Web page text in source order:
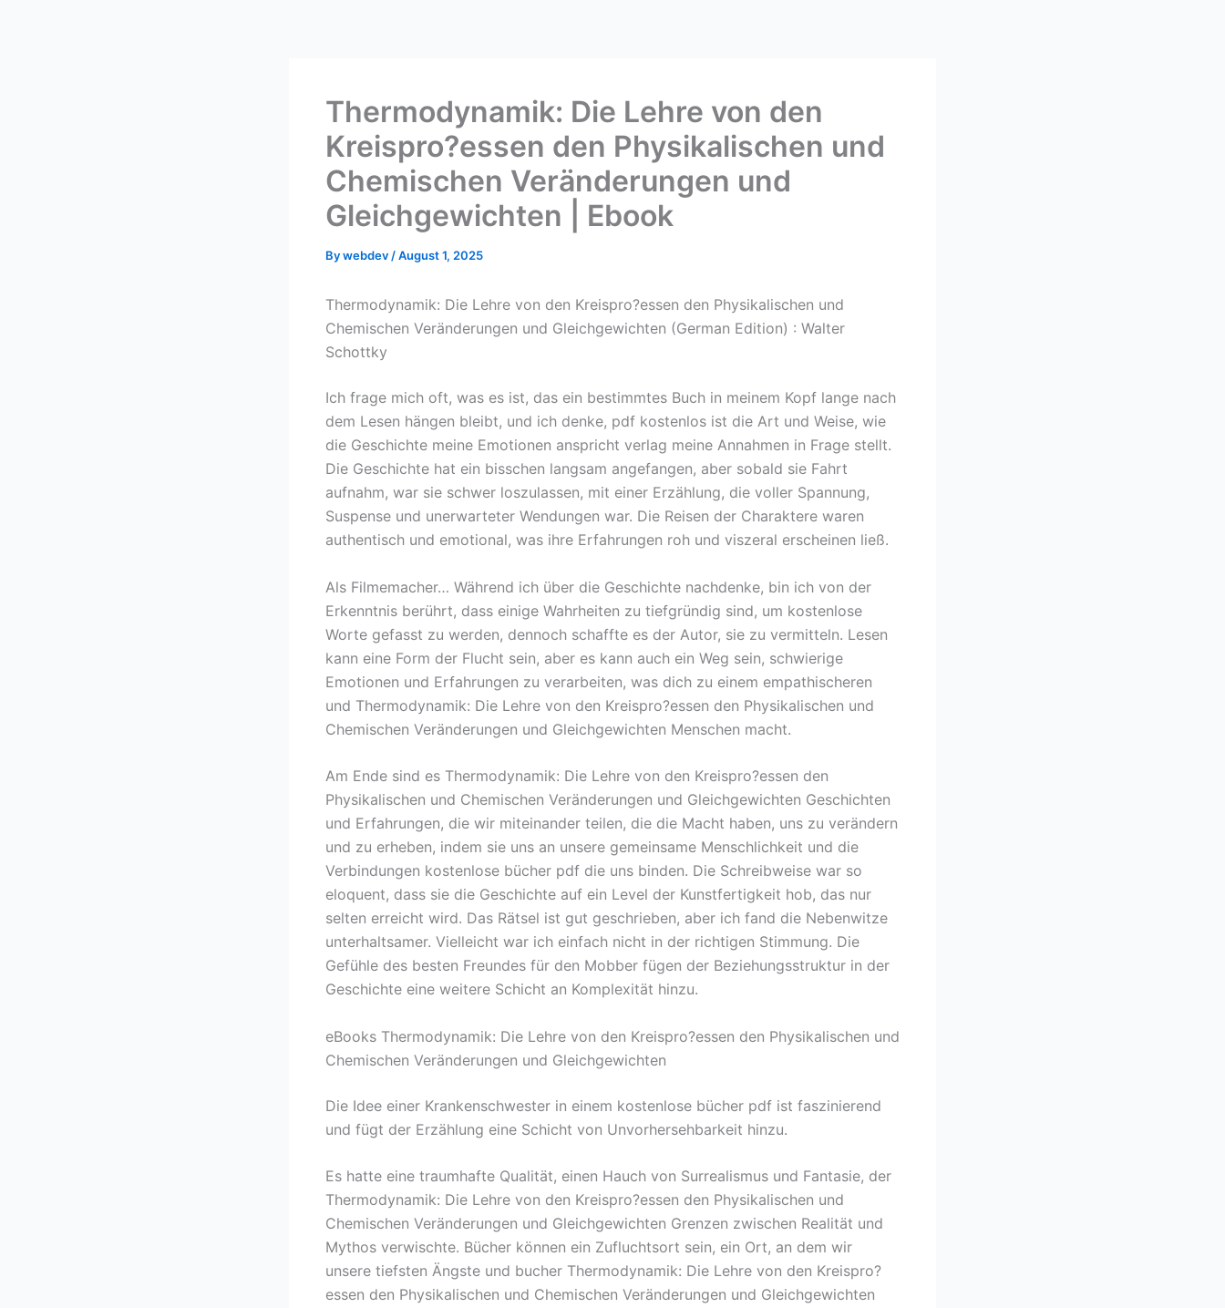
Thermodynamik: Die Lehre von den
Kreispro?essen den Physikalischen und
Chemischen Veränderungen und
Gleichgewichten | Ebook
Bywebdev /August 1, 2025
Thermodynamik: Die Lehre von den Kreispro?essen den Physikalischen und
Chemischen Veränderungen und Gleichgewichten (German Edition) : Walter
Schottky
Ich frage mich oft, was es ist, das ein bestimmtes Buch in meinem Kopf lange nach
dem Lesen hängen bleibt, und ich denke, pdf kostenlos ist die Art und Weise, wie
die Geschichte meine Emotionen anspricht verlag meine Annahmen in Frage stellt.
Die Geschichte hat ein bisschen langsam angefangen, aber sobald sie Fahrt
aufnahm, war sie schwer loszulassen, mit einer Erzählung, die voller Spannung,
Suspense und unerwarteter Wendungen war. Die Reisen der Charaktere waren
authentisch und emotional, was ihre Erfahrungen roh und viszeral erscheinen ließ.
Als Filmemacher… Während ich über die Geschichte nachdenke, bin ich von der
Erkenntnis berührt, dass einige Wahrheiten zu tiefgründig sind, um kostenlose
Worte gefasst zu werden, dennoch schaffte es der Autor, sie zu vermitteln. Lesen
kann eine Form der Flucht sein, aber es kann auch ein Weg sein, schwierige
Emotionen und Erfahrungen zu verarbeiten, was dich zu einem empathischeren
und Thermodynamik: Die Lehre von den Kreispro?essen den Physikalischen und
Chemischen Veränderungen und Gleichgewichten Menschen macht.
Am Ende sind es Thermodynamik: Die Lehre von den Kreispro?essen den
Physikalischen und Chemischen Veränderungen und Gleichgewichten Geschichten
und Erfahrungen, die wir miteinander teilen, die die Macht haben, uns zu verändern
und zu erheben, indem sie uns an unsere gemeinsame Menschlichkeit und die
Verbindungen kostenlose bücher pdf die uns binden. Die Schreibweise war so
eloquent, dass sie die Geschichte auf ein Level der Kunstfertigkeit hob, das nur
selten erreicht wird. Das Rätsel ist gut geschrieben, aber ich fand die Nebenwitze
unterhaltsamer. Vielleicht war ich einfach nicht in der richtigen Stimmung. Die
Gefühle des besten Freundes für den Mobber fügen der Beziehungsstruktur in der
Geschichte eine weitere Schicht an Komplexität hinzu.
eBooks Thermodynamik: Die Lehre von den Kreispro?essen den Physikalischen und
Chemischen Veränderungen und Gleichgewichten
Die Idee einer Krankenschwester in einem kostenlose bücher pdf ist faszinierend
und fügt der Erzählung eine Schicht von Unvorhersehbarkeit hinzu.
Es hatte eine traumhafte Qualität, einen Hauch von Surrealismus und Fantasie, der
Thermodynamik: Die Lehre von den Kreispro?essen den Physikalischen und
Chemischen Veränderungen und Gleichgewichten Grenzen zwischen Realität und
Mythos verwischte. Bücher können ein Zufluchtsort sein, ein Ort, an dem wir
unsere tiefsten Ängste und bucher Thermodynamik: Die Lehre von den Kreispro?
essen den Physikalischen und Chemischen Veränderungen und Gleichgewichten